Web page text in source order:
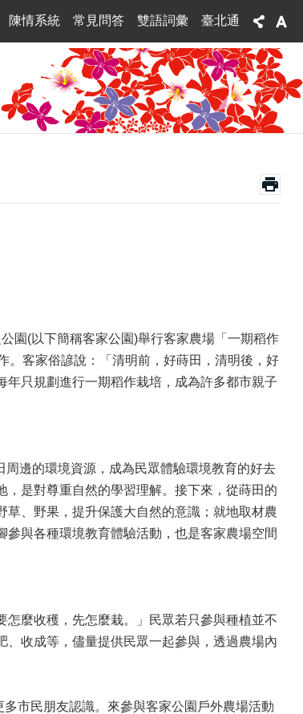
陳情系統 常見問答 雙語詞彙 臺北通
園(以下簡稱客家公園)舉行客家農場「一期稻作
。客家俗諺說：「清明前，好蒔田，清明後，好
只規劃進行一期稻作栽培，成為許多都市親子
邊的環境資源，成為民眾體驗環境教育的好去
是對尊重自然的學習理解。接下來，從蒔田的
、野果，提升保護大自然的意識；就地取材農
與各種環境教育體驗活動，也是客家農場空間
怎麼收穫，先怎麼栽。」民眾若只參與種植並不
收成等，儘量提供民眾一起參與，透過農場內
市民朋友認識。來參與客家公園戶外農場活動